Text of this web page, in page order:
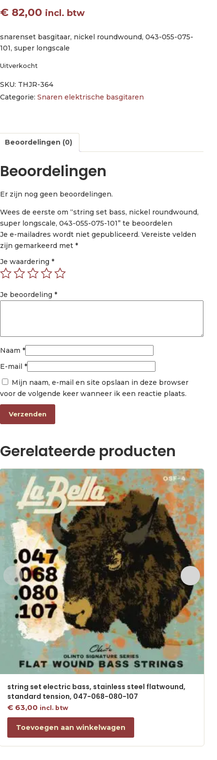
€ 82,00 incl. btw
snarenset basgitaar, nickel roundwound, 043-055-075-
101, super longscale
Uitverkocht
SKU: THJR-364
Categorie: Snaren elektrische basgitaren
Beoordelingen (0)
Beoordelingen
Er zijn nog geen beoordelingen.
Wees de eerste om “string set bass, nickel roundwound,
super longscale, 043-055-075-101” te beoordelen
Je e-mailadres wordt niet gepubliceerd. Vereiste velden
zijn gemarkeerd met *
Je waardering *
Je beoordeling *
Naam *
E-mail *
Mijn naam, e-mail en site opslaan in deze browser
voor de volgende keer wanneer ik een reactie plaats.
Gerelateerde producten
string set electric bass, stainless steel flatwound,
standard tension, 047-068-080-107
€63,00 incl. btw
Toevoegen aan winkelwagen